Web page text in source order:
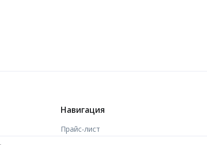
Навигация
Прайс-лист